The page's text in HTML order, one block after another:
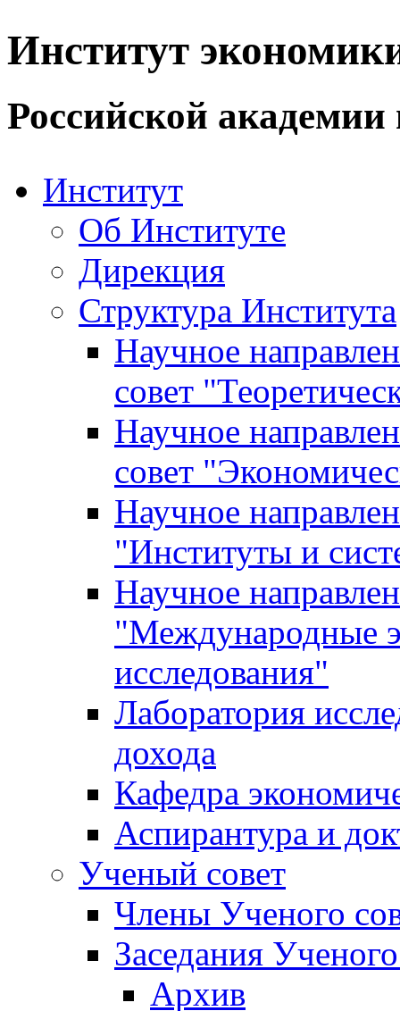
Институт
Российской академии
Институт
Об Институте
Дирекция
Структура Института
Научное
совет
Научное
совет
Научное
"Институты и
Научное
"Международные
исследования"
Лаборатория
дохода
Кафедра
Аспирантура и
Ученый совет
Члены Ученого
Заседания
Архив